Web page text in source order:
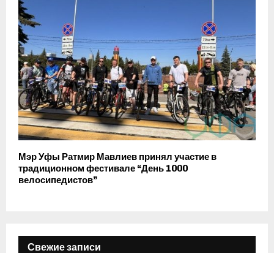
Мэр Уфы Ратмир Мавлиев принял участие в
традиционном фестивале “День 1000
велосипедистов”
Свежие записи